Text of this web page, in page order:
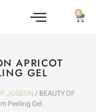
0
APRICOT
GEL
JOSEON/ BEAUTY OF
Peeling Gel